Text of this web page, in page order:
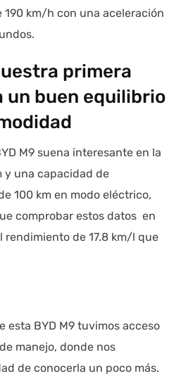
km/h con una aceleración
primera
un buen equilibrio
M9 suena interesante en la
y una capacidad de
100 km en modo eléctrico,
comprobar estos datos en
rendimiento de 17.8 km/l que
esta BYD M9 tuvimos acceso
manejo, donde nos
de conocerla un poco más.